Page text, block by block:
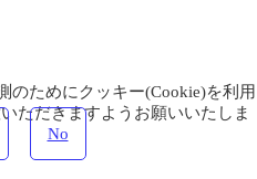
のためにクッキー(Cookie)を利用
ただきますようお願いいたしま
No